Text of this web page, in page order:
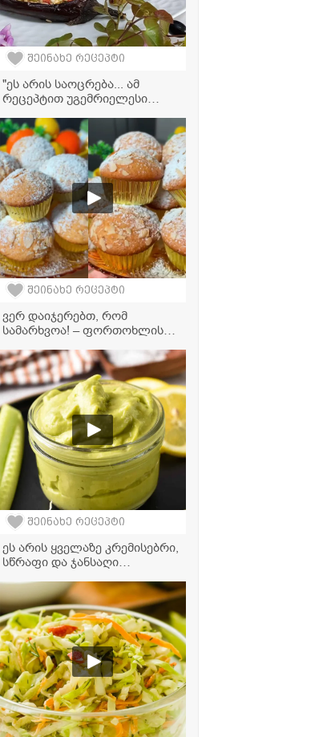
შეინახე რეცეპტი
"ეს არის საოცრება... ამ
რეცეპტით უგემრიელესი
ფეტათი
შეინახე რეცეპტი
ვერ დაიჯერებთ, რომ
სამარხვოა! – ფორთოხლის
დნება
შეინახე რეცეპტი
ეს არის ყველაზე კრემისებრი,
სწრაფი და ჯანსაღი
რეცეპტი, რომელის
მომზადებასაც სულ რაღაც 2
წუთში სჭირდება!